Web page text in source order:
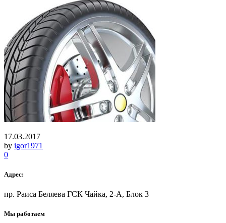
17.03.2017
by igor1971
0
Адрес:
пр. Раиса Беляева ГСК Чайка, 2-А, Блок 3
Мы работаем